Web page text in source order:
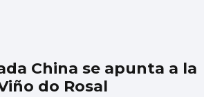
China se apunta a la
do Rosal